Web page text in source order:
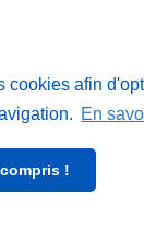
cookies afin
En
!